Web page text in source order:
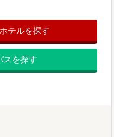
テルを探す
を探す